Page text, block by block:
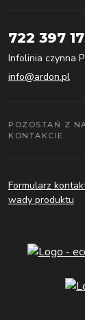
722 397
Infolinia czynna
info@ardon.pl
POZOSTAŃ Z
KONTAKCIE
Formularz
wady produktu